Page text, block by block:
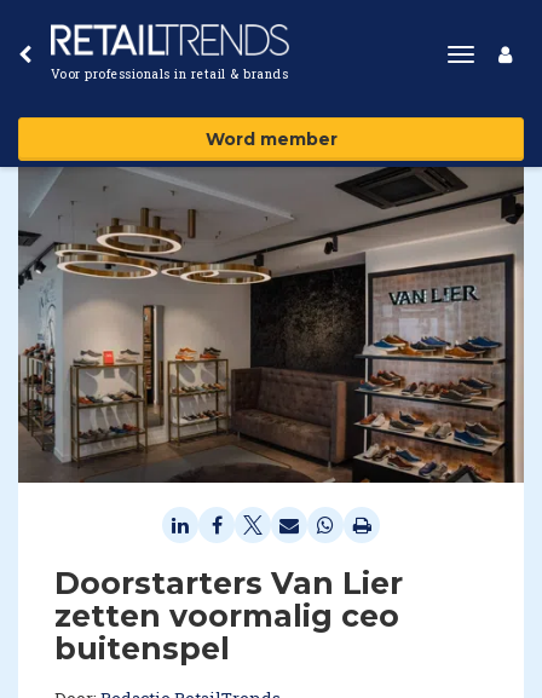
Voor professionals in retail & brands
Toggle
Word member
Doorstarters Van Lier
zetten voormalig ceo
buitenspel